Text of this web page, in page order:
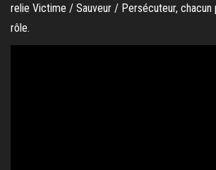
relie Victime / Sauveur / Persécuteur, chacun
rôle.